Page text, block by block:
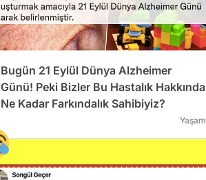
Bugün 21 Eylül Dünya Alzheimer
Günü! Peki Bizler Bu Hastalık Hakkında
Ne Kadar Farkındalık Sahibiyiz?
Yaşam